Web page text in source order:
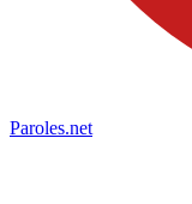
Paroles.net